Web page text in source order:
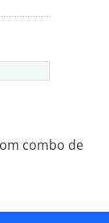
combo de